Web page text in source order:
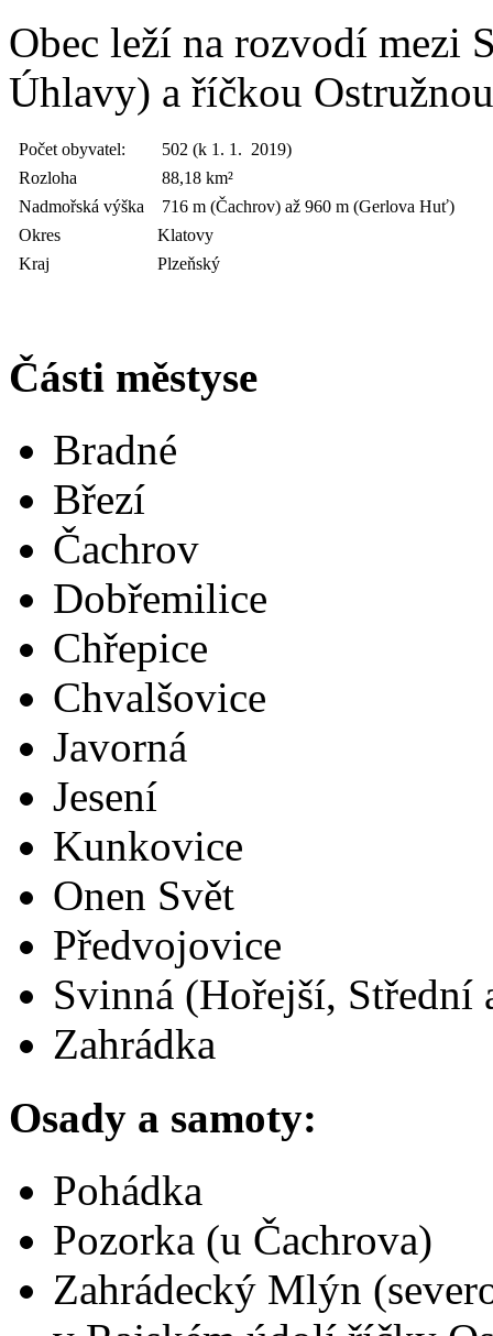
Obec leží na rozvodí mezi
Úhlavy) a říčkou
Počet obyvatel:
502 (k 1. 1. 2019)
Rozloha
88,18 km²
Nadmořská výška
716 m (Čachrov) až 960 m (Gerlova Huť)
Okres
Klatovy
Kraj
Plzeňský
Části městyse
Bradné
Březí
Čachrov
Dobřemilice
Chřepice
Chvalšovice
Javorná
Jesení
Kunkovice
Onen Svět
Předvojovice
Svinná (Hořejší, Střední
Zahrádka
Osady a samoty:
Pohádka
Pozorka (u Čachrova)
Zahrádecký Mlýn